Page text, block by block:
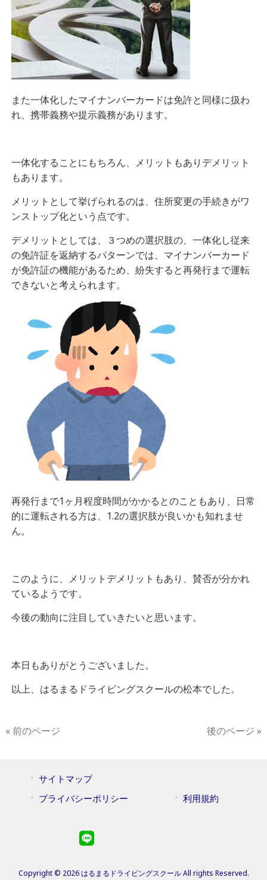
また一体化したマイナンバーカードは免許と同様に扱わ
れ、携帯義務や提示義務があります。
一体化することにもちろん、メリットもありデメリット
もあります。
メリットとして挙げられるのは、住所変更の手続きがワ
ンストップ化という点です。
デメリットとしては、３つめの選択肢の、一体化し従来
の免許証を返納するパターンでは、マイナンバーカード
が免許証の機能があるため、紛失すると再発行まで運転
できないと考えられます。
再発行まで1ヶ月程度時間がかかるとのこともあり、日常
的に運転される方は、1.2の選択肢が良いかも知れませ
ん。
このように、メリットデメリットもあり、賛否が分かれ
ているようです。
今後の動向に注目していきたいと思います。
本日もありがとうございました。
以上、はるまるドライビングスクールの松本でした。
« 前のページ 後のページ »
サイトマップ
プライバシーポリシー
利用規約
Copyright © 2026 はるまるドライビングスクール All rights Reserved.